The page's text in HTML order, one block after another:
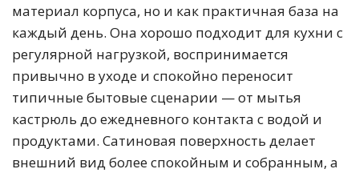
материал корпуса, но и как практичная база на
каждый день. Она хорошо подходит для кухни с
регулярной нагрузкой, воспринимается
привычно в уходе и спокойно переносит
типичные бытовые сценарии — от мытья
кастрюль до ежедневного контакта с водой и
продуктами. Сатиновая поверхность делает
внешний вид более спокойным и собранным, а